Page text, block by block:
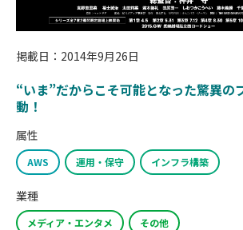
掲載日：2014年9月26日
“いま”だからこそ可能となった驚異の
動！
属性
AWS 運用・保守 インフラ構築
業種
メディア・エンタメ その他